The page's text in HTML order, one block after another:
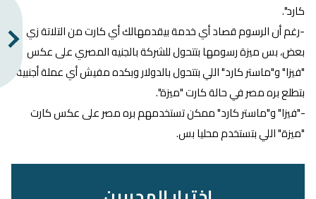
كارد".
-رغم أن الرسوم قصاد أي خدمة بيقدمهالك أي كارت من التلاتة زي
بعض، بس ميزة رسومها بتتحول للشركة بالجنيه المصري على عكس
"فيزا" و"ماستر كارد" اللي بتتحول بالدولار وبكده مفيش أي عملة أجنبية
بتطلع بره مصر في حالة كارت "ميزة".
-"فيزا" و"ماستر كارد" ممكن تستخدمهم بره مصر على عكس كارت
"ميزة" اللي بتستخدم محليا بس.